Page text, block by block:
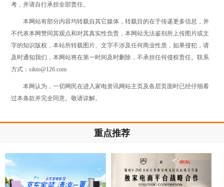
考，并请自行承担全部责任。
本网站有部分内容均转载自其它媒体，转载目的在于传递更多信息，并
不代表本网赞同其观点和对其真实性负责，本网站无法鉴别所上传图片或文
字的知识版权，本站所转载图片、文字不涉及任何商业性质，如果侵犯，请
及时通知我们，本网站将在第一时间及时删除，不承担任何侵权责任。联系
方式：sikto@126.com
本网认为，一切网民在进入家电资讯网站主页及各层页面时已经仔细看
过本条款并完全同意。敬请谅解。
重点推荐